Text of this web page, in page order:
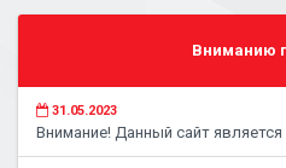
Вниманию
31.05.2023
Внимание! Данный сайт